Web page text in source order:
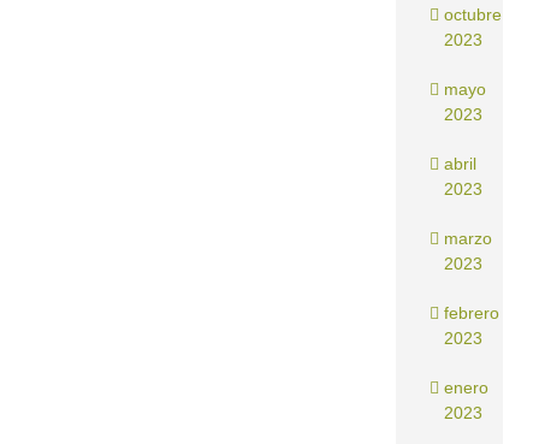
octubre
2023
mayo
2023
abril
2023
marzo
2023
febrero
2023
enero
2023